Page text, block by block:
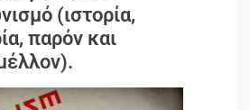
(ιστορία,
παρόν και